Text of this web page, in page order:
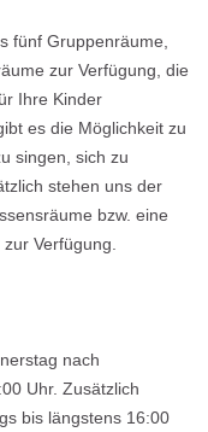
fünf Gruppenräume,
zur Verfügung, die
Ihre Kinder
es die Möglichkeit zu
singen, sich zu
stehen uns der
bzw. eine
zur Verfügung.
nach
Uhr. Zusätzlich
bis längstens 16:00